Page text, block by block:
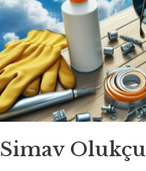
Simav Olukçu